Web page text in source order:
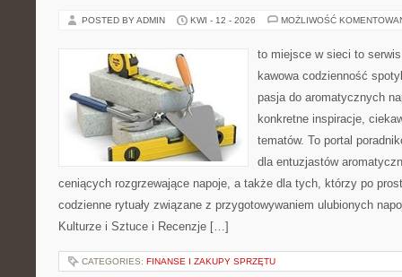
POSTED BY ADMIN KWI - 12 - 2026 MOŻLIWOŚĆ
to miejsce w sieci to
kawowa codzienność
pasja do aromatycznych
konkretne inspiracje,
tematów. To portal
dla entuzjastów
ceniących rozgrzewające napoje, a także dla tych, którzy po
codzienne rytuały związane z przygotowywaniem ulubionych
Kulturze i Sztuce i Recenzje […]
CATEGORIES: FINANSE I ZAKUPY SPRZĘTU